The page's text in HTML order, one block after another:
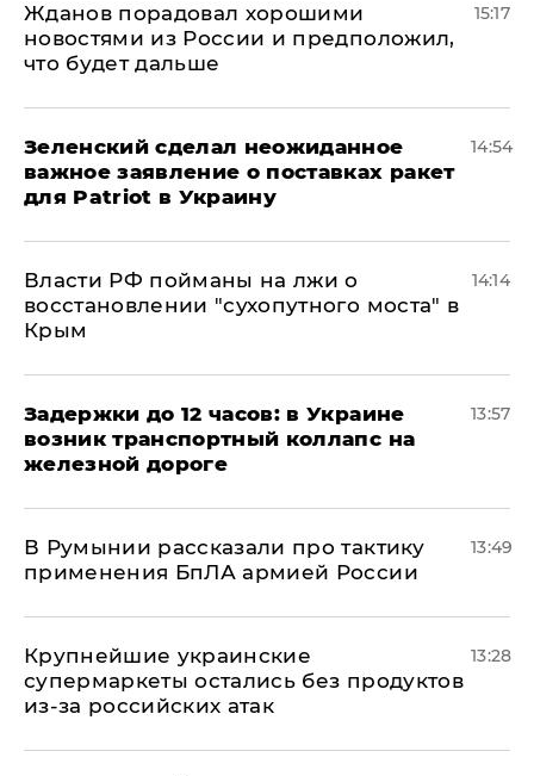
Жданов порадовал хорошими
новостями из России и предположил,
что будет дальше
15:17
Зеленский сделал неожиданное
важное заявление о поставках ракет
для Patriot в Украину
14:54
Власти РФ пойманы на лжи о
восстановлении "сухопутного моста" в
Крым
14:14
Задержки до 12 часов: в Украине
возник транспортный коллапс на
железной дороге
13:57
В Румынии рассказали про тактику
применения БпЛА армией России
13:49
Крупнейшие украинские
супермаркеты остались без продуктов
из-за российских атак
13:28